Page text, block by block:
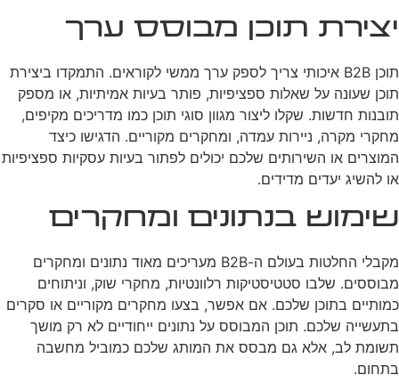
יצירת תוכן מבוסס ערך
תוכן B2B איכותי צריך לספק ערך ממשי לקוראים. התמקדו ביצירת
תוכן שעונה על שאלות ספציפיות, פותר בעיות אמיתיות, או מספק
תובנות חדשות. שקלו ליצור מגוון סוגי תוכן כמו מדריכים מקיפים,
מחקרי מקרה, ניירות עמדה, ומחקרים מקוריים. הדגישו כיצד
המוצרים או השירותים שלכם יכולים לפתור בעיות עסקיות ספציפיות
או להשיג יעדים מדידים.
שימוש בנתונים ומחקרים
מקבלי החלטות בעולם ה-B2B מעריכים מאוד נתונים ומחקרים
מבוססים. שלבו סטטיסטיקות רלוונטיות, מחקרי שוק, וניתוחים
כמותיים בתוכן שלכם. אם אפשר, בצעו מחקרים מקוריים או סקרים
בתעשייה שלכם. תוכן המבוסס על נתונים ייחודיים לא רק מושך
תשומת לב, אלא גם מבסס את המותג שלכם כמוביל מחשבה
בתחום.